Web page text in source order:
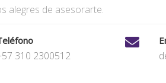
alegres de asesorarte.
310 2300512